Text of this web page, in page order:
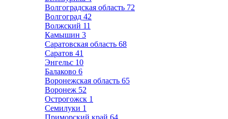
Волгоградская область 72
Волгоград 42
Волжский 11
Камышин 3
Саратовская область 68
Саратов 41
Энгельс 10
Балаково 6
Воронежская область 65
Воронеж 52
Острогожск 1
Семилуки 1
Приморский край 64